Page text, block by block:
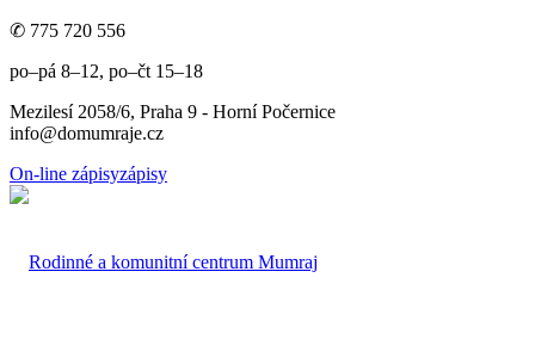
✆ 775 720 556
po–pá 8–12, po–čt 15–18
Mezilesí 2058/6, Praha 9 - Horní Počernice
info@domumraje.cz
On-line zápisyzápisy